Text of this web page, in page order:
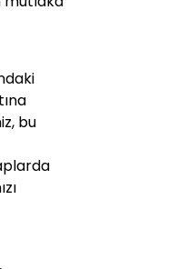
bu